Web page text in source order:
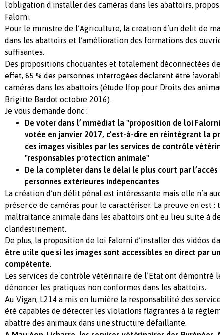
l'obligation d'installer des caméras dans les abattoirs,
Falorni.
Pour le ministre de l’Agriculture, la création d’un délit de
dans les abattoirs et l’amélioration des formations des
suffisantes.
Des propositions choquantes et totalement déconnectées
effet, 85 % des personnes interrogées déclarent être
caméras dans les abattoirs (étude Ifop pour Droits des
Brigitte Bardot octobre 2016).
Je vous demande donc :
De voter dans l’immédiat la "proposition de loi
votée en janvier 2017, c’est-à-dire en réintégrant la
des images visibles par les services de contrôle
"responsables protection animale"
De la compléter dans le délai le plus court par l’accès
personnes extérieures indépendantes
La création d’un délit pénal est intéressante mais elle n’a
présence de caméras pour le caractériser. La preuve en est :
maltraitance animale dans les abattoirs ont eu lieu suite à
clandestinement.
De plus, la proposition de loi Falorni d’installer des vidéos
être utile que si les images sont accessibles en direct par
compétente.
Les services de contrôle vétérinaire de l’Etat ont démontré
dénoncer les pratiques non conformes dans les abattoirs.
Au Vigan, L214 a mis en lumière la responsabilité des
été capables de détecter les violations flagrantes à la
abattre des animaux dans une structure défaillante.